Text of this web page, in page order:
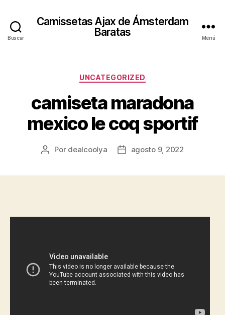
Buscar
Camissetas Ajax de Ámsterdam
Baratas
Menú
Categorías
UNCATEGORIZED
camiseta maradona
mexico le coq sportif
Autor
Por dealcoolya
Fechaagosto 9, 2022